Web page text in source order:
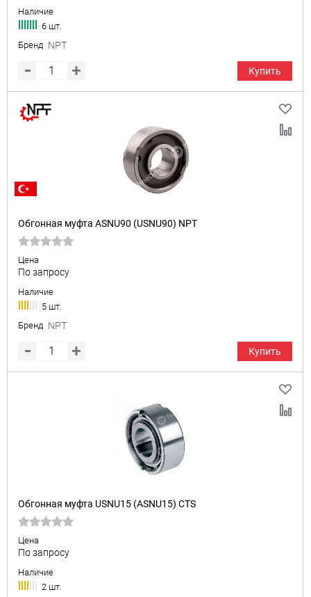
Наличие
6 шт.
Бренд NPT
Купить
Обгонная муфта ASNU90 (USNU90) NPT
Цена
По запросу
Наличие
5 шт.
Бренд NPT
Купить
Обгонная муфта USNU15 (ASNU15) CTS
Цена
По запросу
Наличие
2 шт.